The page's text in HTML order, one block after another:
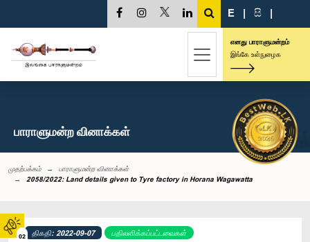
02
E | සි |
எனது பாராளுமன்றம்
இங்கே உள்நுழைக
பாராளுமன்ற வினாக்கள்
முதற்பக்கம்
பாராளுமன்ற வினாக்கள்
2058/2022: Land details given to Tyre factory in Horana Wagawatta
திகதி: 2022-09-07 பதிலளிக்கப்பட்டவைகள்